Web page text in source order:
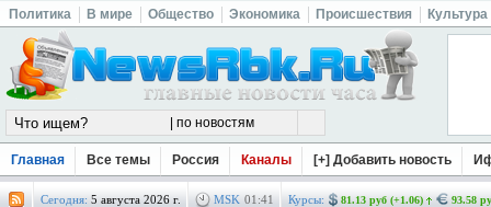
Политика В мире Общество Экономика Происшествия Культура
Главная Все темы Россия Каналы [+] Добавить новость
Сегодня: 5 августа 2026 г. MSK 01 :41 Курсы: 81.13 руб (+1.06) 93.58